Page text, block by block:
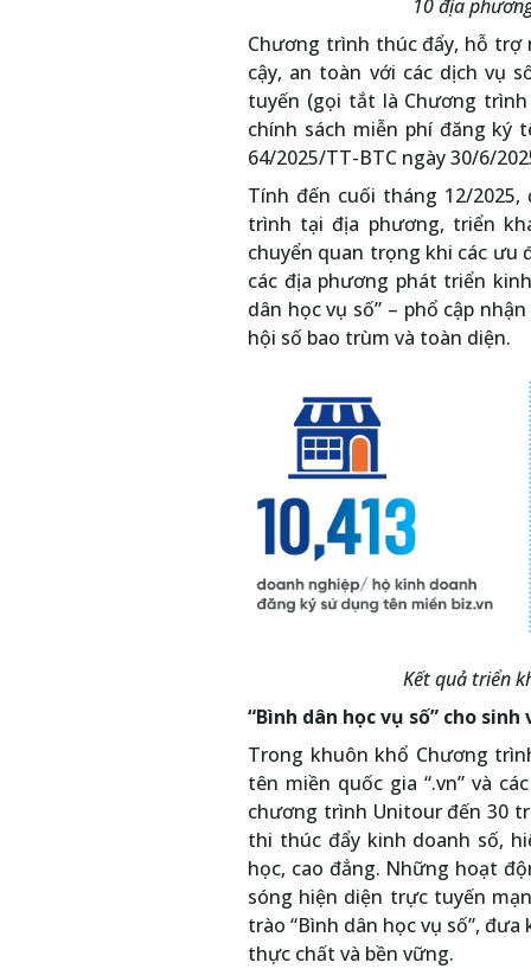
10 địa
Chương trình thúc đẩy, hỗ
cậy, an toàn với các dịch vụ
tuyến (gọi tắt là Chương
chính sách miễn phí đăng ký
64/2025/TT-BTC ngày 30/6/
Tính đến cuối tháng 12/
trình tại địa phương, triển
chuyển quan trọng khi các ưu
các địa phương phát triển
dân học vụ số” – phổ cập
hội số bao trùm và toàn diện.
Kết quả triển
“Bình dân học vụ số” cho
Trong khuôn khổ Chương
tên miền quốc gia “.vn” và
chương trình Unitour đến 30
thi thúc đẩy kinh doanh số,
học, cao đẳng. Những hoạt
sóng hiện diện trực tuyến
trào “Bình dân học vụ số”,
thực chất và bền vững.